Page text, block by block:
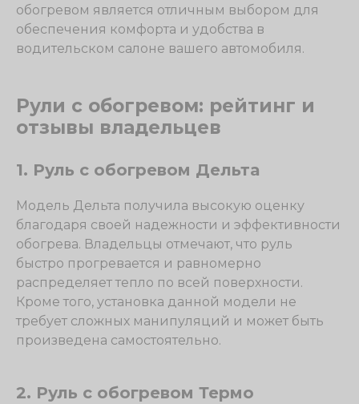
обогревом является отличным выбором для
обеспечения комфорта и удобства в
водительском салоне вашего автомобиля.
Рули с обогревом: рейтинг и
отзывы владельцев
1. Руль с обогревом Дельта
Модель Дельта получила высокую оценку
благодаря своей надежности и эффективности
обогрева. Владельцы отмечают, что руль
быстро прогревается и равномерно
распределяет тепло по всей поверхности.
Кроме того, установка данной модели не
требует сложных манипуляций и может быть
произведена самостоятельно.
2. Руль с обогревом Термо